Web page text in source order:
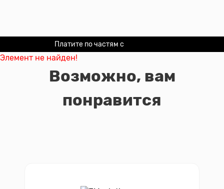
Платите по частям с
Элемент не найден!
Возможно, вам
понравится